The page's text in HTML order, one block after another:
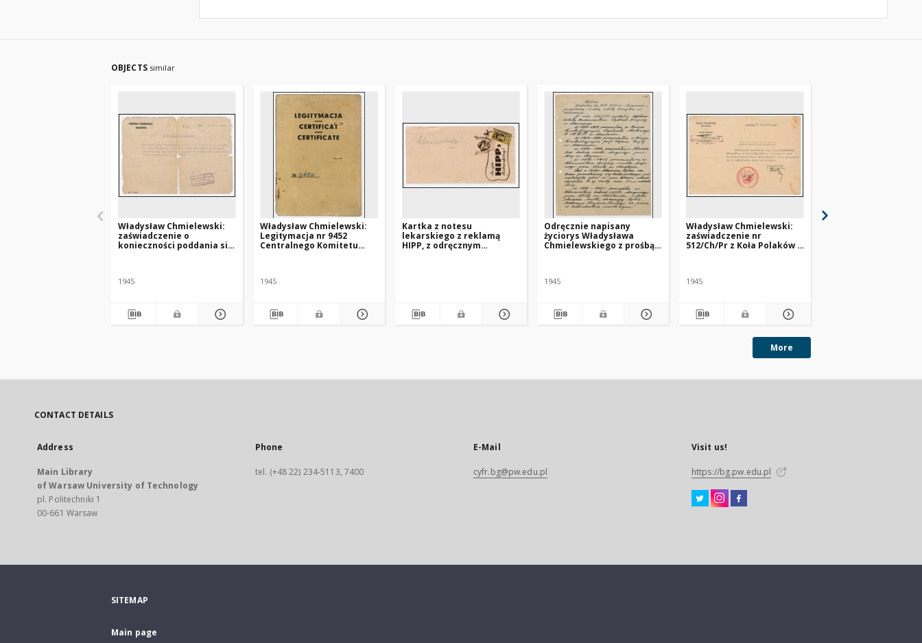
OBJECTS similar
Władysław Chmielewski:
zaświadczenie o
konieczności poddania się
1945
Władysław Chmielewski:
Legitymacja nr 9452
Centralnego Komitetu
1945
Kartka z notesu
lekarskiego z reklamą
HIPP, z odręcznym
Odręcznie napisany
życiorys Władysława
Chmielewskiego z prośbą o
Paryżu
1945
Władysław Chmielewski:
zaświadczenie nr
512/Ch/Pr z Koła Polaków w
1945
More
CONTACT DETAILS
Address
Main Library
of Warsaw University of Technology
pl. Politechniki 1
00-661 Warsaw
Phone
tel. (+48 22) 234-5113, 7400
E-Mail
cyfr.bg@pw.edu.pl
Visit us!
https://bg.pw.edu.pl
SITEMAP
Main page